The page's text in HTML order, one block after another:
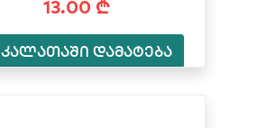
13.00 ₾
კალათაში დამატება